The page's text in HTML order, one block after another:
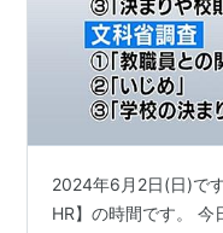
2024年6月2日(日)で
HR】の時間です。 今